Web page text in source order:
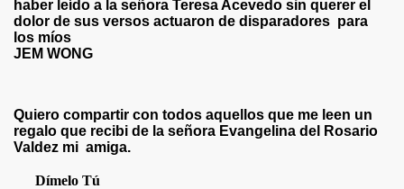
haber leído a la señora Teresa Acevedo sin querer el
dolor de sus versos actuaron de disparadores para
los míos
JEM WONG
Quiero compartir con todos aquellos que me leen un
regalo que recibi de la señora Evangelina del Rosario
Valdez mi amiga.
Dímelo Tú
Y EURIDICE)
- Walter Respondió :Necesidad de piel